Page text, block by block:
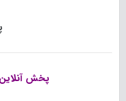
پخش